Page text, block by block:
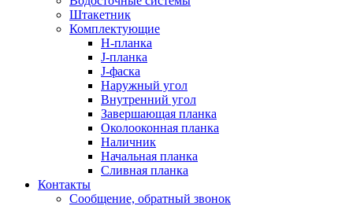
Штакетник
Комплектующие
H-планка
J-планка
J-фаска
Наружный угол
Внутренний угол
Завершающая планка
Околооконная планка
Наличник
Начальная планка
Сливная планка
Контакты
Сообщение, обратный звонок